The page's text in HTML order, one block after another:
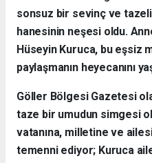
sonsuz bir sevinç ve
hanesinin neşesi oldu.
Hüseyin Kuruca, bu eşsiz
paylaşmanın heyecanını
​Göller Bölgesi Gazetesi
taze bir umudun simgesi
vatanına, milletine ve
temenni ediyor; Kuruca